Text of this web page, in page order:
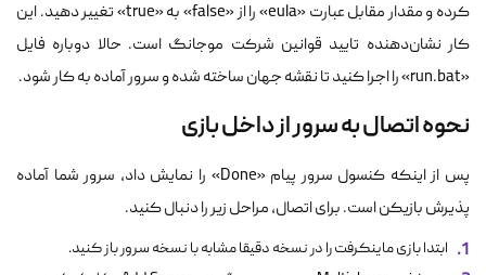
کرده و مقدار مقابل عبارت «eula» را از «false» به «true» تغییر دهید. این
کار نشان‌دهنده تایید قوانین شرکت موجانگ است. حالا دوباره فایل
«run.bat» را اجرا کنید تا نقشه جهان ساخته شده و سرور آماده به کار شود.
نحوه اتصال به سرور از داخل بازی
پس از اینکه کنسول سرور پیام «Done» را نمایش داد، سرور شما آماده
پذیرش بازیکن است. برای اتصال، مراحل زیر را دنبال کنید.
ابتدا بازی ماینکرفت را در نسخه دقیقا مشابه با نسخه سرور باز کنید.